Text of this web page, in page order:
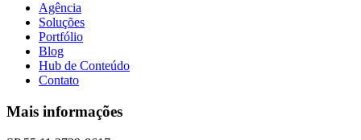
Agência
Soluções
Portfólio
Blog
Hub de Conteúdo
Contato
Mais informações